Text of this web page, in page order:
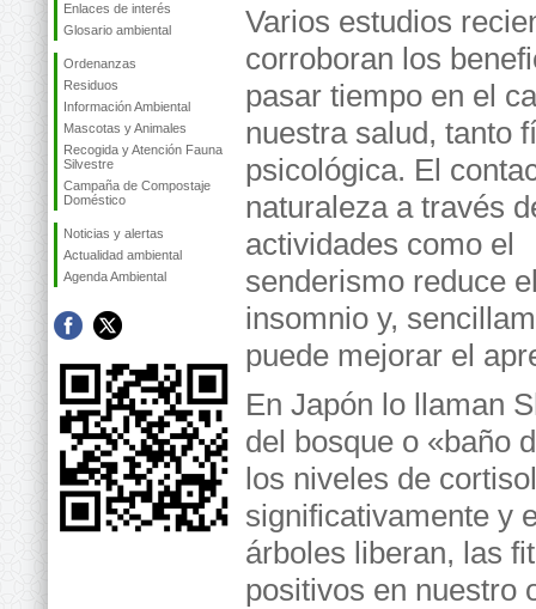
Enlaces de interés
Glosario ambiental
Ordenanzas
Residuos
Información Ambiental
Mascotas y Animales
Recogida y Atención Fauna
Silvestre
Campaña de Compostaje
Doméstico
Noticias y alertas
Actualidad ambiental
Agenda Ambiental
Varios estudios
corroboran los
pasar tiempo en el
nuestra salud, tanto
psicológica. El
naturaleza a través
actividades como el
senderismo reduce
insomnio y,
puede mejorar el
En Japón lo llaman
del bosque o «baño
los niveles de
significativamente y
árboles liberan, las
positivos en nuestro